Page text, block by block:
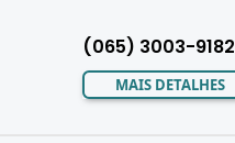
(065) 3003-9182
MAIS DETALHES